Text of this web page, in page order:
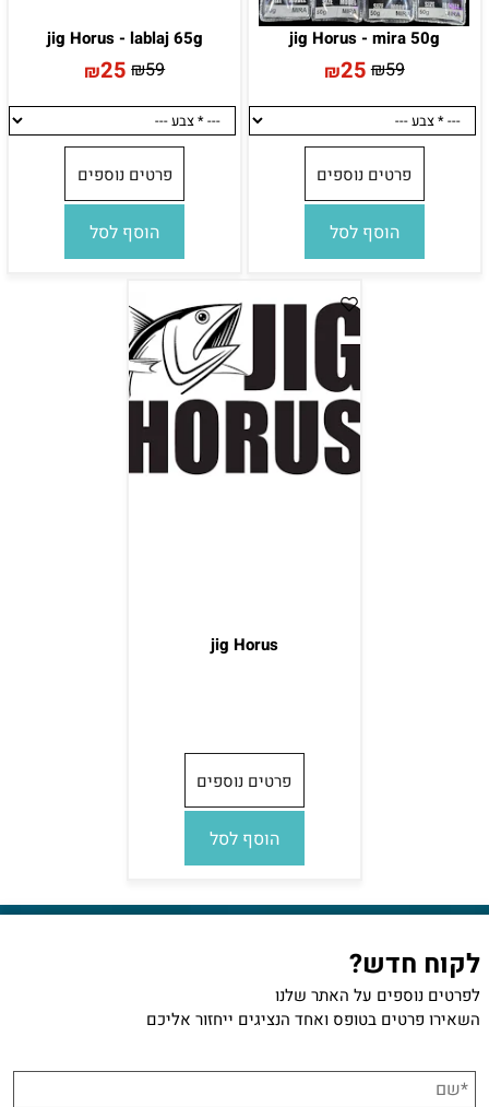
jig Horus - mira 50g
₪59
₪25
פרטים נוספים
הוסף לסל
jig Horus - lablaj 65g
₪59
₪25
פרטים נוספים
הוסף לסל
jig Horus
פרטים נוספים
הוסף לסל
לקוח חדש?
לפרטים נוספים על האתר שלנו
השאירו פרטים בטופס ואחד הנציגים ייחזור אליכם